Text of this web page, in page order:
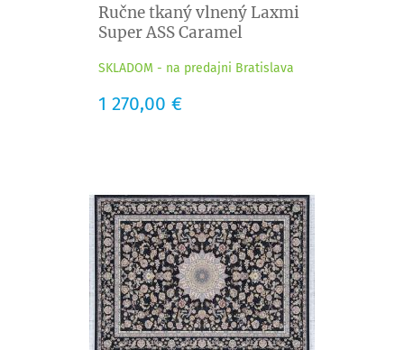
Ručne tkaný vlnený Laxmi
Super ASS Caramel
SKLADOM - na predajni Bratislava
Cena
1 270,00 €